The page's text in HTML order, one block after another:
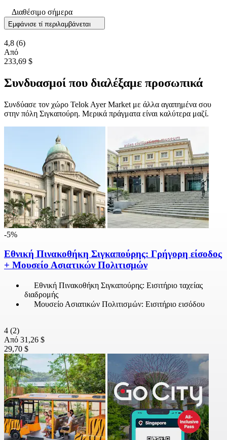
Διαθέσιμο σήμερα
Εμφάνισε τί περιλαμβάνεται
4,8 (6)
Από
233,69 $
Συνδυασμοί που διαλέξαμε προσωπικά
Συνδύασε τον χώρο Telok Ayer Market με άλλα αγαπημένα σου
στην πόλη Σιγκαπούρη. Μερικά πράγματα είναι καλύτερα μαζί.
-5%
Εθνική Πινακοθήκη Σιγκαπούρης: Γρήγορη είσοδος
+ Μουσείο Ασιατικών Πολιτισμών
Εθνική Πινακοθήκη Σιγκαπούρης: Εισιτήριο ταχείας
διαδρομής
Μουσείο Ασιατικών Πολιτισμών: Εισιτήριο εισόδου
4 (2)
Από 31,26 $
29,70 $